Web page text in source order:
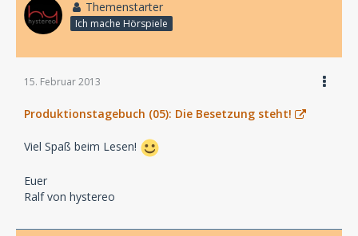
Themenstarter
Ich mache Hörspiele
15. Februar 2013
Produktionstagebuch (05): Die Besetzung steht!
Viel Spaß beim Lesen!
Euer
Ralf von hystereo